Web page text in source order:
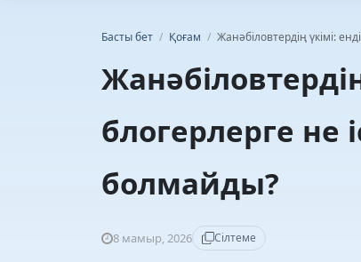
Басты бет / Қоғам / Жанәбіловтердің үкімі:
блогерлерге не
болмайды?
8 мамыр, 2026 Сілтеме